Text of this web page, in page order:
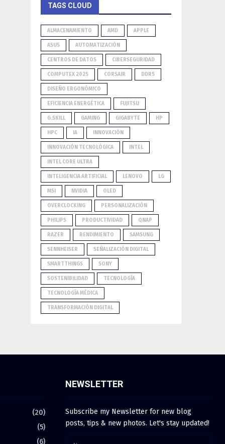
TAGS CLOUD
ALMACENAMIENTO AMD APPLE
ASUS AUTOMATIZACIÓN
CENTROS DE DATOS CIBERSEGURIDAD
COMPUTEX 2025 CORSAIR DDR5
DISEÑO ERGONÓMICO
EFICIENCIA ENERGÉTICA FUJITSU
G.SKILL GAMING GIGABYTE HP
HPC IA INNOVACIÓN
INNOVACIÓN TECNOLÓGICA INTEL
INTEL CORE ULTRA
INTELIGENCIA ARTIFICIAL LENOVO LG
MSI NVIDIA OLED
OVERCLOCKING PERSONALIZACIÓN
PHILIPS PRODUCTIVIDAD QNAP
RAZER RENDIMIENTO SAMSUNG
SENNHEISER SEÑALIZACIÓN DIGITAL
SMARTTHINGS SONY
SOSTENIBILIDAD TECNOLOGÍA
TECNOLOGÍA MÉDICA
TRANSFORMACIÓN DIGITAL
(20)
(5)
(6)
NEWSLETTER
Subscribe my Newsletter for new blog
posts, tips & new photos. Let's stay updated!